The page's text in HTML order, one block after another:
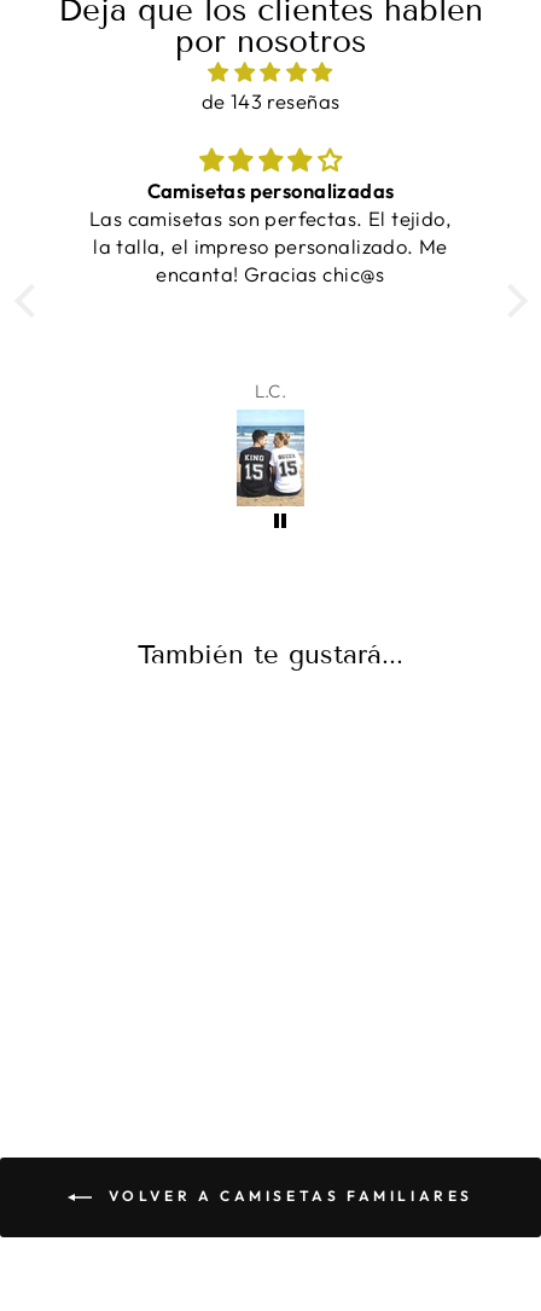
Deja que los clientes hablen
por nosotros
de 143 reseñas
El tejido,
Me
¡Las camisetas quedaron increíbles
entregaron a tiempo!
También te gustará...
VOLVER A CAMISETAS FAMILIARES